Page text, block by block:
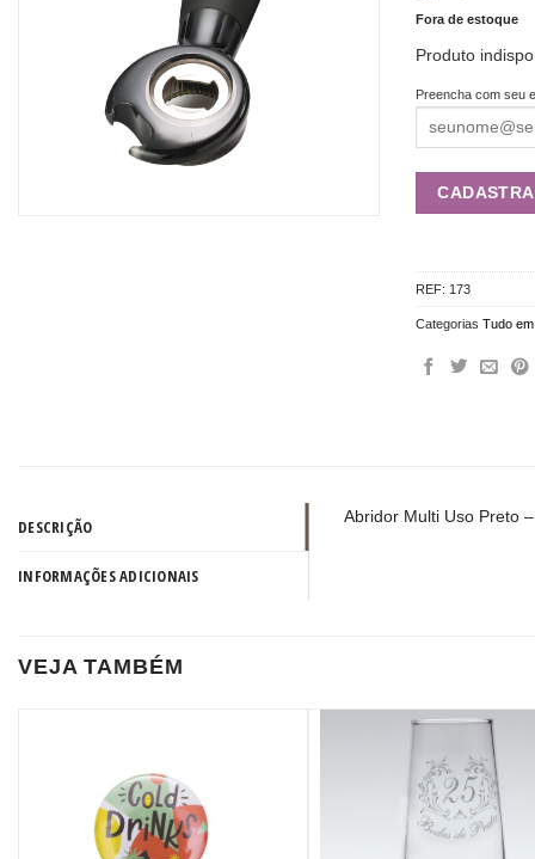
Fora de estoque
Produto
Preencha com seu
REF: 173
CategoriasTudo
DESCRIÇÃO
INFORMAÇÕES ADICIONAIS
Abridor Multi Uso Preto
VEJA TAMBÉM